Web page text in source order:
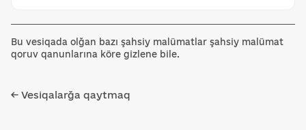
Bu vesiqada olğan bazı şahsiy malümatlar şahsiy malümat
qoruv qanunlarına köre gizlene bile.
← Vesiqalarğa qaytmaq